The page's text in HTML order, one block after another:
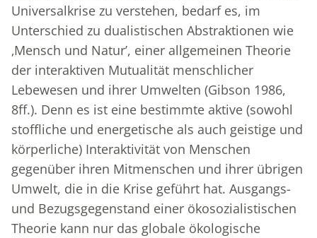
Universalkrise zu verstehen, bedarf es, im
Unterschied zu dualistischen Abstraktionen wie
‚Mensch und Natur’, einer allgemeinen Theorie
der interaktiven Mutualität menschlicher
Lebewesen und ihrer Umwelten (Gibson 1986,
8ff.). Denn es ist eine bestimmte aktive (sowohl
stoffliche und energetische als auch geistige und
körperliche) Interaktivität von Menschen
gegenüber ihren Mitmenschen und ihrer übrigen
Umwelt, die in die Krise geführt hat. Ausgangs-
und Bezugsgegenstand einer ökosozialistischen
Theorie kann nur das globale ökologische